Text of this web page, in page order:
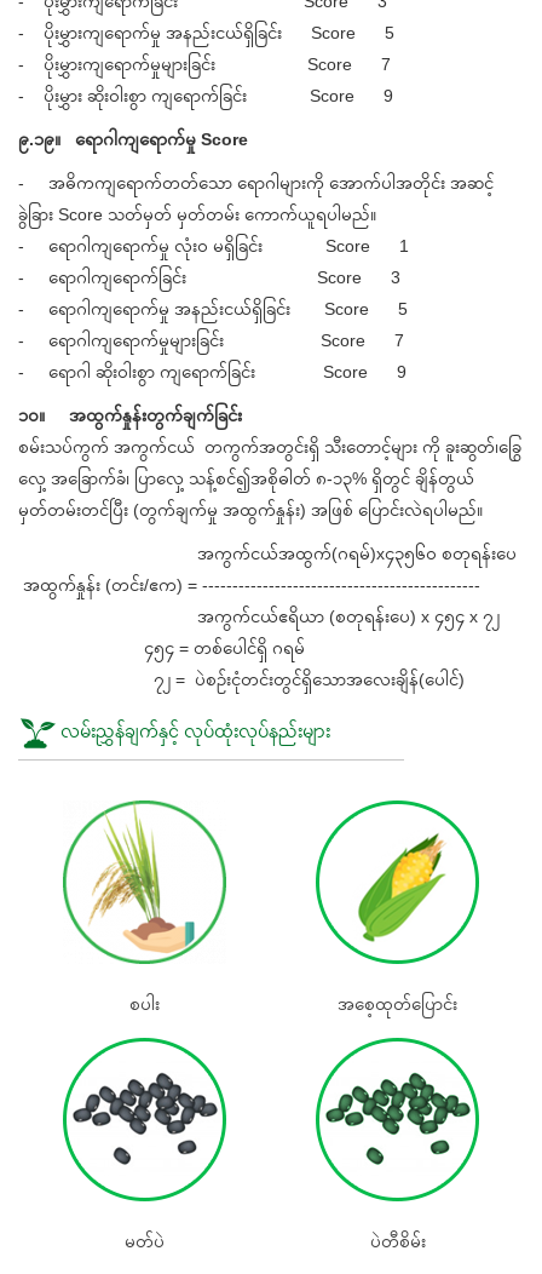
- ပိုးမွှားကျရောက်မှု အနည်းငယ်ရှိခြင်း Score 5
- ပိုးမွှားကျရောက်မှုများခြင်း Score 7
- ပိုးမွှား ဆိုးဝါးစွာ ကျရောက်ခြင်း Score 9
၉.၁၉။ ရောဂါကျရောက်မှု Score
- အဓိကကျရောက်တတ်သော ရောဂါများကို အောက်ပါအတိုင်း အဆင့်
ခွဲခြား Score သတ်မှတ် မှတ်တမ်း ကောက်ယူရပါမည်။
- ရောဂါကျရောက်မှု လုံးဝ မရှိခြင်း Score 1
- ရောဂါကျရောက်ခြင်း Score 3
- ရောဂါကျရောက်မှု အနည်းငယ်ရှိခြင်း Score 5
- ရောဂါကျရောက်မှုများခြင်း Score 7
- ရောဂါ ဆိုးဝါးစွာ ကျရောက်ခြင်း Score 9
၁၀။ အထွက်နှုန်းတွက်ချက်ခြင်း
စမ်းသပ်ကွက် အကွက်ငယ် တကွက်အတွင်းရှိ သီးတောင့်များ ကို ခူးဆွတ်၊ခြွေ
လှေ့ အခြောက်ခံ၊ ပြာလှေ့ သန့်စင်၍အစိုဓါတ် ၈-၁၃% ရှိတွင် ချိန်တွယ်
မှတ်တမ်းတင်ပြီး (တွက်ချက်မှု အထွက်နှုန်း) အဖြစ် ပြောင်းလဲရပါမည်။
အကွက်ငယ်အထွက်(ဂရမ်)x၄၃၅၆၀ စတုရန်းပေ
အထွက်နှုန်း (တင်း/ဧက) = ----------------------------------------------
အကွက်ငယ်ဧရိယာ (စတုရန်းပေ) x ၄၅၄ x ၇၂
၄၅၄ = တစ်ပေါင်ရှိ ဂရမ်
၇၂ = ပဲစဉ်းငုံတင်းတွင်ရှိသောအလေးချိန်(ပေါင်)
လမ်းညွှန်ချက်နှင့် လုပ်ထုံးလုပ်နည်းများ
စပါး အစေ့ထုတ်‌ပြောင်း
မတ်ပဲ ပဲတီစိမ်း